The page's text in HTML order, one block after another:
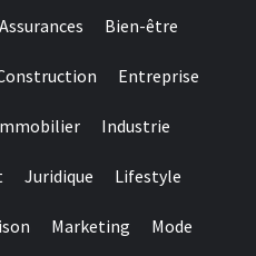
Assurances Bien-être
Entreprise
Industrie
Juridique Lifestyle
Marketing Mode